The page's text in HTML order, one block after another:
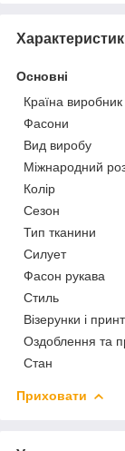
Основні
Країна виробник
Фасони
Вид виробу
Міжнародний
Колір
Сезон
Тип тканини
Силует
Фасон рукава
Стиль
Візерунки і
Оздоблення та
Стан
Приховати